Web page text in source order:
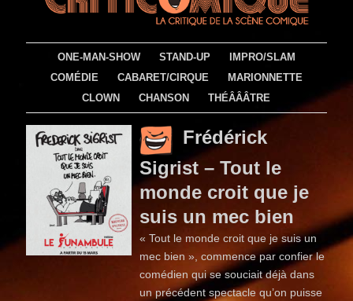
ONE-MAN-SHOW STAND-UP
IMPRO/SLAM
COMÉDIE
CABARET/CIRQUE
MARIONNETTE
CLOWN
CHANSON THÉÂÂÂTRE
Frédérick
Sigrist – Tout le
monde croit que je
suis un mec bien
« Tout le monde croit que je suis un
mec bien », commence par confier le
comédien qui se souciait déjà dans
un précédent spectacle qu’on puisse